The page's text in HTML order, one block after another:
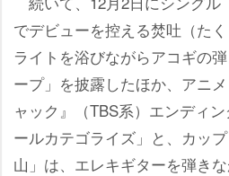
でデビューを控える焚吐（た
ライトを浴びながらアコギの
ープ」を披露したほか、アニ
ャック』（TBS系）エンディ
ールカテゴライズ」と、カッ
山」は、エレキギターを弾き